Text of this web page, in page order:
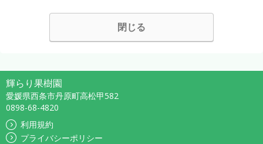
閉じる
輝らり果樹園
愛媛県西条市丹原町高松甲582
0898-68-4820
利用規約
プライバシーポリシー